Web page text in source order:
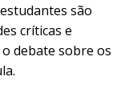
são
críticas e
debate sobre os